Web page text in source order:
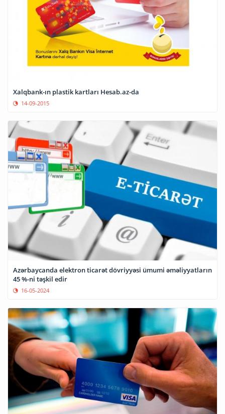
Xalqbank-ın plastik kartları Hesab.az-da
14-09-2015
Azərbaycanda elektron ticarət dövriyyəsi ümumi əməliyyatların
45 %-ni təşkil edir
16-05-2024